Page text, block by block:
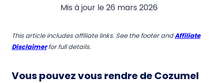
Mis à jour le26 mars 2026
This article includes affiliate links. See the footer andAffiliate
Disclaimerfor full details.
Vous pouvez vous rendre de Cozumel